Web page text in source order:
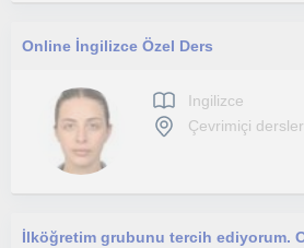
Online İngilizce Özel Ders
Ingilizce
Çevrimiçi dersler